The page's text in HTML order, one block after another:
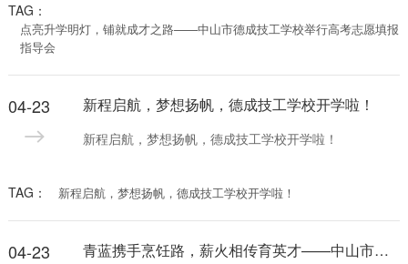
TAG：
点亮升学明灯，铺就成才之路——中山市德成技工学校举行高考志愿填报
指导会
04-23 新程启航，梦想扬帆，德成技工学校开学啦！
新程启航，梦想扬帆，德成技工学校开学啦！
TAG： 新程启航，梦想扬帆，德成技工学校开学啦！
04-23 青蓝携手烹饪路，薪火相传育英才——中山市德成技工学校举行客座教授聘任暨烹饪专业老师拜师仪式